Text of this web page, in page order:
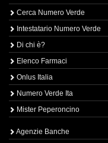
Cerca Numero Verde
Intestatario Numero Verde
Di chi è?
Elenco Farmaci
Onlus Italia
Numero Verde Ita
Mister Peperoncino
Agenzie Banche